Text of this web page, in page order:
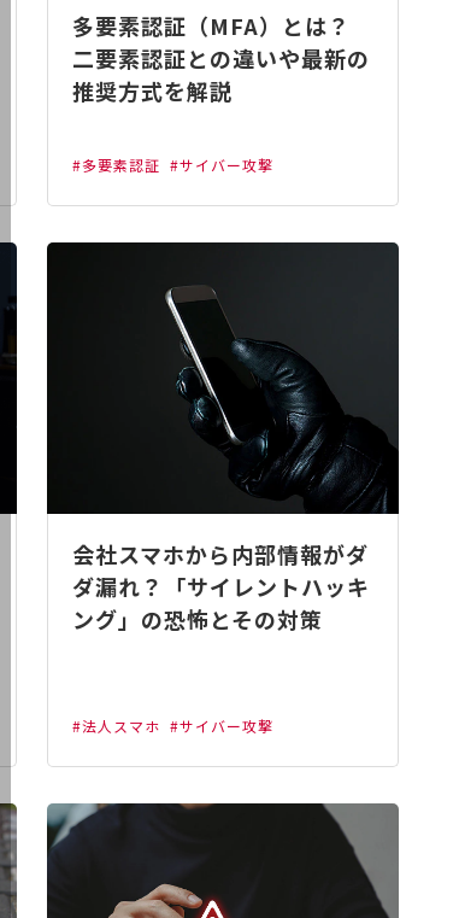
多要素認証（MFA）とは？
二要素認証との違いや最新の
推奨方式を解説
#多要素認証 #サイバー攻撃
会社スマホから内部情報がダ
ダ漏れ？「サイレントハッキ
ング」の恐怖とその対策
#法人スマホ #サイバー攻撃